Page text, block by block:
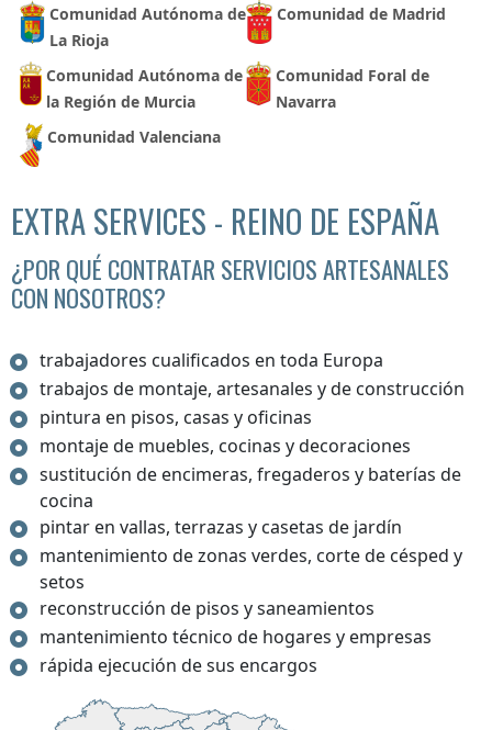
Comunidad Autónoma de
La Rioja
Comunidad de Madrid
Comunidad Autónoma de
la Región de Murcia
Comunidad Foral de
Navarra
Comunidad Valenciana
EXTRA SERVICES - REINO DE ESPAÑA
¿POR QUÉ CONTRATAR SERVICIOS ARTESANALES
CON NOSOTROS?
trabajadores cualificados en toda Europa
trabajos de montaje, artesanales y de construcción
pintura en pisos, casas y oficinas
montaje de muebles, cocinas y decoraciones
sustitución de encimeras, fregaderos y baterías de
cocina
pintar en vallas, terrazas y casetas de jardín
mantenimiento de zonas verdes, corte de césped y
setos
reconstrucción de pisos y saneamientos
mantenimiento técnico de hogares y empresas
rápida ejecución de sus encargos